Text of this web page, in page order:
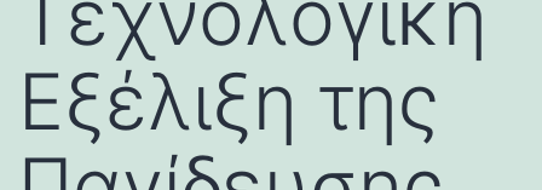
Εξέλιξη της